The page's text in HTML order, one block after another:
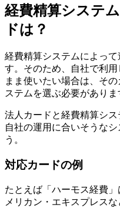
経費精算システ
ドは？
経費精算システムによっ
す。そのため、自社で利
まま使いたい場合は、そ
ステムを選ぶ必要がありま
法人カードと経費精算シス
自社の運用に合いそうな
う。
対応カードの例
たとえば「ハーモス経費」
メリカン・エキスプレス